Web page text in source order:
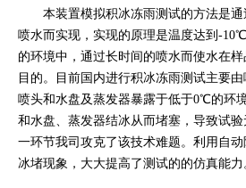
本装置模拟积冰冻雨测试的方法是通
喷水而实现，实现的原理是温度达到-
的环境中，通过长时间的喷水而使水在
目的。目前国内进行积冰冻雨测试主要
喷头和水盘及蒸发器暴露于低于0℃的环
和水盘、蒸发器结冰从而堵塞，导致试
一环节我司攻克了该技术难题。利用自
冰堵现象，大大提高了测试的的仿真能力